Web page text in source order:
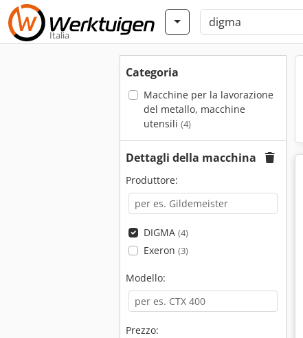
Italia
Categoria
Macchine per la lavorazione
del metallo, macchine
utensili (4)
Dettagli della macchina
Produttore:
DIGMA (4)
Exeron (3)
Modello:
Prezzo: